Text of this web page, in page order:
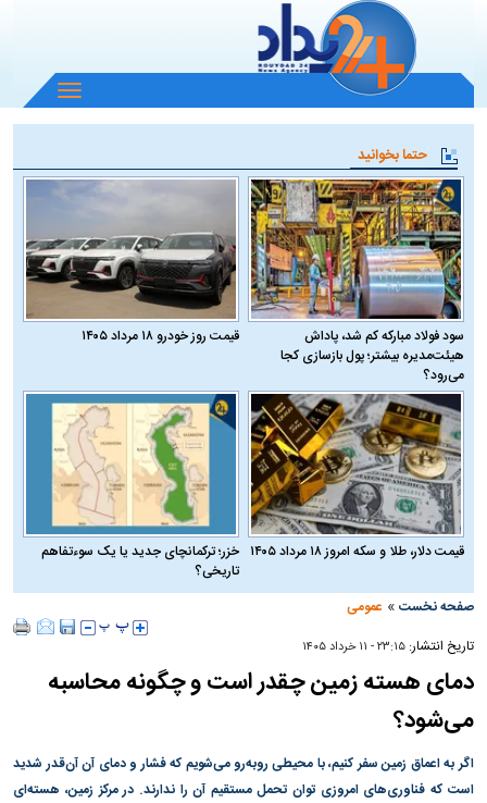
باز
و
منو
حتما بخوانید
سود فولاد مبارکه کم شد، پاداش
هیئت‌مدیره بیشتر؛ پول بازسازی کجا
می‌رود؟
قیمت روز خودرو ۱۸ مرداد ۱۴۰۵
قیمت دلار، طلا و سکه امروز ۱۸ مرداد ۱۴۰۵
خزر؛ ترکمانچای جدید یا یک سوءتفاهم
تاریخی؟
صفحه نخست » عمومی
تاریخ انتشار:۲۳:۱۵ - ۱۱ خرداد ۱۴۰۵
دمای هسته زمین چقدر است و چگونه محاسبه
می‌شود؟
اگر به اعماق زمین سفر کنیم، با محیطی روبه‌رو می‌شویم که فشار و دمای آن آن‌قدر شدید
است که فناوری‌های امروزی توان تحمل مستقیم آن را ندارند. در مرکز زمین، هسته‌ای